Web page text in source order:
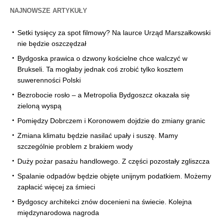
NAJNOWSZE ARTYKUŁY
Setki tysięcy za spot filmowy? Na laurce Urząd Marszałkowski
nie będzie oszczędzał
Bydgoska prawica o dzwony kościelne chce walczyć w
Brukseli. Ta mogłaby jednak coś zrobić tylko kosztem
suwerenności Polski
Bezrobocie rosło – a Metropolia Bydgoszcz okazała się
zieloną wyspą
Pomiędzy Dobrczem i Koronowem dojdzie do zmiany granic
Zmiana klimatu będzie nasilać upały i suszę. Mamy
szczególnie problem z brakiem wody
Duży pożar pasażu handlowego. Z części pozostały zgliszcza
Spalanie odpadów będzie objęte unijnym podatkiem. Możemy
zapłacić więcej za śmieci
Bydgoscy architekci znów docenieni na świecie. Kolejna
międzynarodowa nagroda